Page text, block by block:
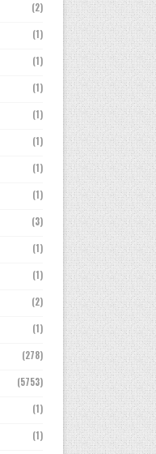
(2)
(1)
(1)
(1)
(1)
(1)
(1)
(1)
(3)
(1)
(1)
(2)
(1)
(278)
(5753)
(1)
(1)